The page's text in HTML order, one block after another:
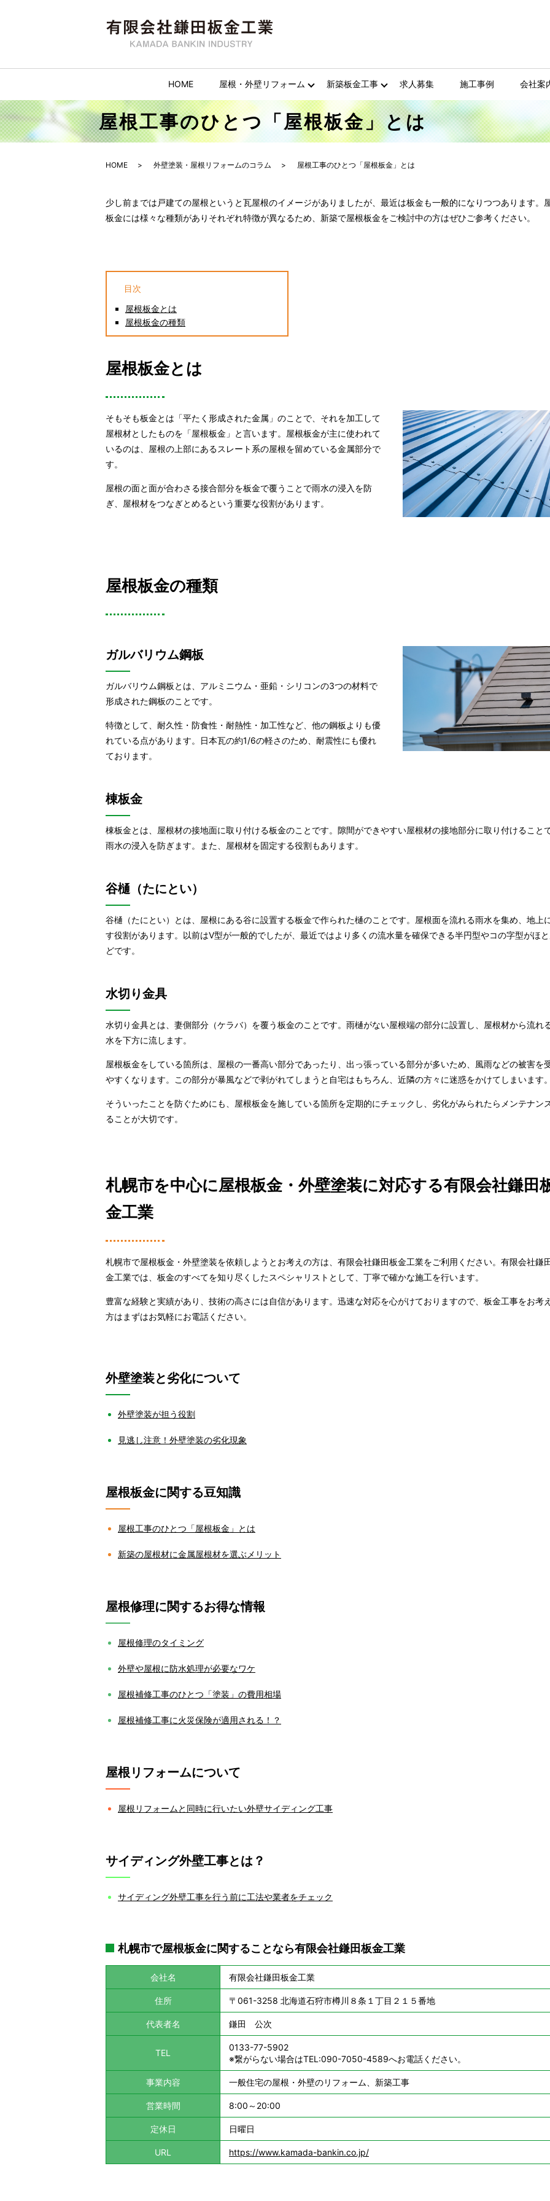
HOME 屋根・外壁リフォーム 新築板金工事 求人募集 施工事例 会社案
屋根工事のひとつ「屋根板金」とは
HOME 外壁塗装・屋根リフォームのコラム 屋根工事のひとつ「屋根板金」とは
少し前までは戸建ての屋根というと瓦屋根のイメージがありましたが、最近は板金も一般的になりつつあります。
板金には様々な種類がありそれぞれ特徴が異なるため、新築で屋根板金をご検討中の方はぜひご参考ください。
目次
屋根板金とは
屋根板金の種類
屋根板金とは
そもそも板金とは「平たく形成された金属」のことで、それを加工して
屋根材としたものを「屋根板金」と言います。屋根板金が主に使われて
いるのは、屋根の上部にあるスレート系の屋根を留めている金属部分で
す。
屋根の面と面が合わさる接合部分を板金で覆うことで雨水の浸入を防
ぎ、屋根材をつなぎとめるという重要な役割があります。
屋根板金の種類
ガルバリウム鋼板
ガルバリウム鋼板とは、アルミニウム・亜鉛・シリコンの3つの材料で
形成された鋼板のことです。
特徴として、耐久性・防食性・耐熱性・加工性など、他の鋼板よりも優
れている点があります。日本瓦の約1/6の軽さのため、耐震性にも優れ
ております。
棟板金
棟板金とは、屋根材の接地面に取り付ける板金のことです。隙間ができやすい屋根材の接地部分に取り付けることで
雨水の浸入を防ぎます。また、屋根材を固定する役割もあります。
谷樋（たにとい）
谷樋（たにとい）とは、屋根にある谷に設置する板金で作られた樋のことです。屋根面を流れる雨水を集め、地上
す役割があります。以前はV型が一般的でしたが、最近ではより多くの流水量を確保できる半円型やコの字型がほ
どです。
水切り金具
水切り金具とは、妻側部分（ケラバ）を覆う板金のことです。雨樋がない屋根端の部分に設置し、屋根材から流れ
水を下方に流します。
屋根板金をしている箇所は、屋根の一番高い部分であったり、出っ張っている部分が多いため、風雨などの被害を
やすくなります。この部分が暴風などで剥がれてしまうと自宅はもちろん、近隣の方々に迷惑をかけてしまいます。
そういったことを防ぐためにも、屋根板金を施している箇所を定期的にチェックし、劣化がみられたらメンテナン
ることが大切です。
札幌市を中心に屋根板金・外壁塗装に対応する有限会社鎌田
金工業
札幌市で屋根板金・外壁塗装を依頼しようとお考えの方は、有限会社鎌田板金工業をご利用ください。有限会社鎌
金工業では、板金のすべてを知り尽くしたスペシャリストとして、丁寧で確かな施工を行います。
豊富な経験と実績があり、技術の高さには自信があります。迅速な対応を心がけておりますので、板金工事をお考
方はまずはお気軽にお電話ください。
外壁塗装と劣化について
外壁塗装が担う役割
見逃し注意！外壁塗装の劣化現象
屋根板金に関する豆知識
屋根工事のひとつ「屋根板金」とは
新築の屋根材に金属屋根材を選ぶメリット
屋根修理に関するお得な情報
屋根修理のタイミング
外壁や屋根に防水処理が必要なワケ
屋根補修工事のひとつ「塗装」の費用相場
屋根補修工事に火災保険が適用される！？
屋根リフォームについて
屋根リフォームと同時に行いたい外壁サイディング工事
サイディング外壁工事とは？
サイディング外壁工事を行う前に工法や業者をチェック
札幌市で屋根板金に関することなら有限会社鎌田板金工業
会社名 有限会社鎌田板金工業
住所 〒061-3258 北海道石狩市樽川８条１丁目２１５番地
代表者名 鎌田 公次
TEL
0133-77-5902
※繋がらない場合はTEL:090-7050-4589へお電話ください。
事業内容 一般住宅の屋根・外壁のリフォーム、新築工事
営業時間 8:00～20:00
定休日 日曜日
URL https://www.kamada-bankin.co.jp/